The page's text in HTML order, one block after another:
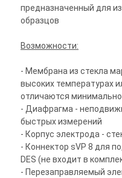
предназначенный для
образцов
Возможности:
- Мембрана из стекла
высоких температурах
отличаются
- Диафрагма -
быстрых измерений
- Корпус электрода -
- Коннектор sVP 8 для
DES (не входит в
- Перезаправляемый